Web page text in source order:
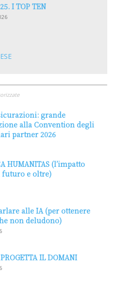
I TOP TEN
grande
alla Convention degli
partner 2026
HUMANITAS (l’impatto
futuro e oltre)
alle IA (per ottenere
non deludono)
IL DOMANI